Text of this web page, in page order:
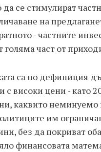
се стимулират
на
- частните
голяма част от
са по дефиниция
с високи цени - като
каквито
им
без да покриват
финансовата